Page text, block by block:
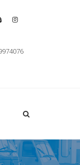
Apri la ricerca